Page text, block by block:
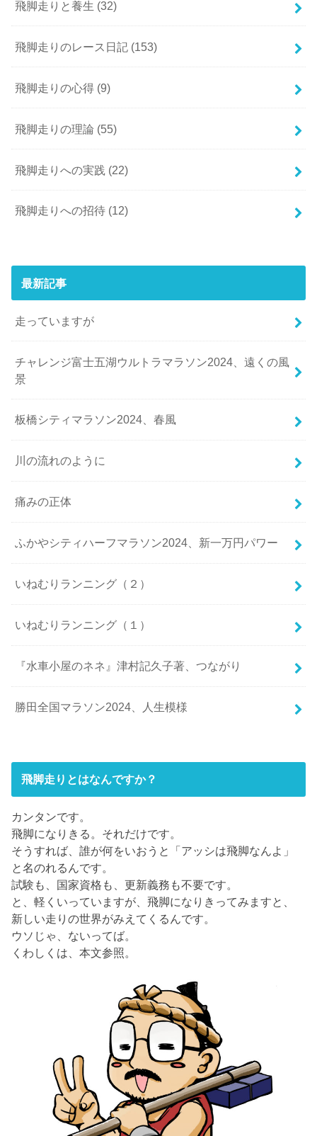
飛脚走りと養生 (32)
飛脚走りのレース日記 (153)
飛脚走りの心得 (9)
飛脚走りの理論 (55)
飛脚走りへの実践 (22)
飛脚走りへの招待 (12)
最新記事
走っていますが
チャレンジ富士五湖ウルトラマラソン2024、遠くの風
景
板橋シティマラソン2024、春風
川の流れのように
痛みの正体
ふかやシティハーフマラソン2024、新一万円パワー
いねむりランニング（２）
いねむりランニング（１）
『水車小屋のネネ』津村記久子著、つながり
勝田全国マラソン2024、人生模様
飛脚走りとはなんですか？
カンタンです。
飛脚になりきる。それだけです。
そうすれば、誰が何をいおうと「アッシは飛脚なんよ」
と名のれるんです。
試験も、国家資格も、更新義務も不要です。
と、軽くいっていますが、飛脚になりきってみますと、
新しい走りの世界がみえてくるんです。
ウソじゃ、ないってば。
くわしくは、本文参照。